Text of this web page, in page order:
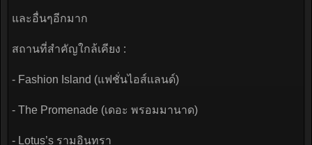
และอื่นๆอีกมาก
สถานที่สำคัญใกล้เคียง :
- Fashion Island (แฟชั่นไอส์แลนด์)
- The Promenade (เดอะ พรอมมานาด)
- Lotus’s รามอินทรา